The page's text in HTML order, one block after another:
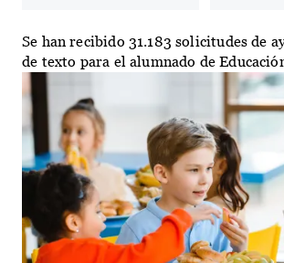
Se han recibido 31.183 solicitudes de
de texto para el alumnado de